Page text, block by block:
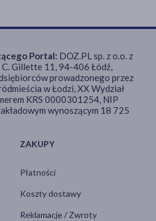
ZAKUPY
Płatności
Koszty dostawy
Reklamacje / Zwroty
Portal: DOZ.PL sp. z o.o. z
C. Gillette 11, 94-406 Łódź,
prowadzonego przez
w Łodzi, XX Wydział
KRS 0000301254, NIP
wynoszącym 18 725